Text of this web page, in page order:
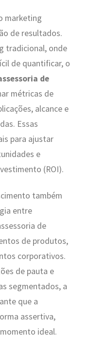
marketing
de resultados.
tradicional, onde
de quantificar, o
de
métricas de
alcance e
Essas
para ajustar
e
(ROI).
também
entre
de
de produtos,
corporativos.
de pauta e
segmentados, a
que a
assertiva,
ideal.